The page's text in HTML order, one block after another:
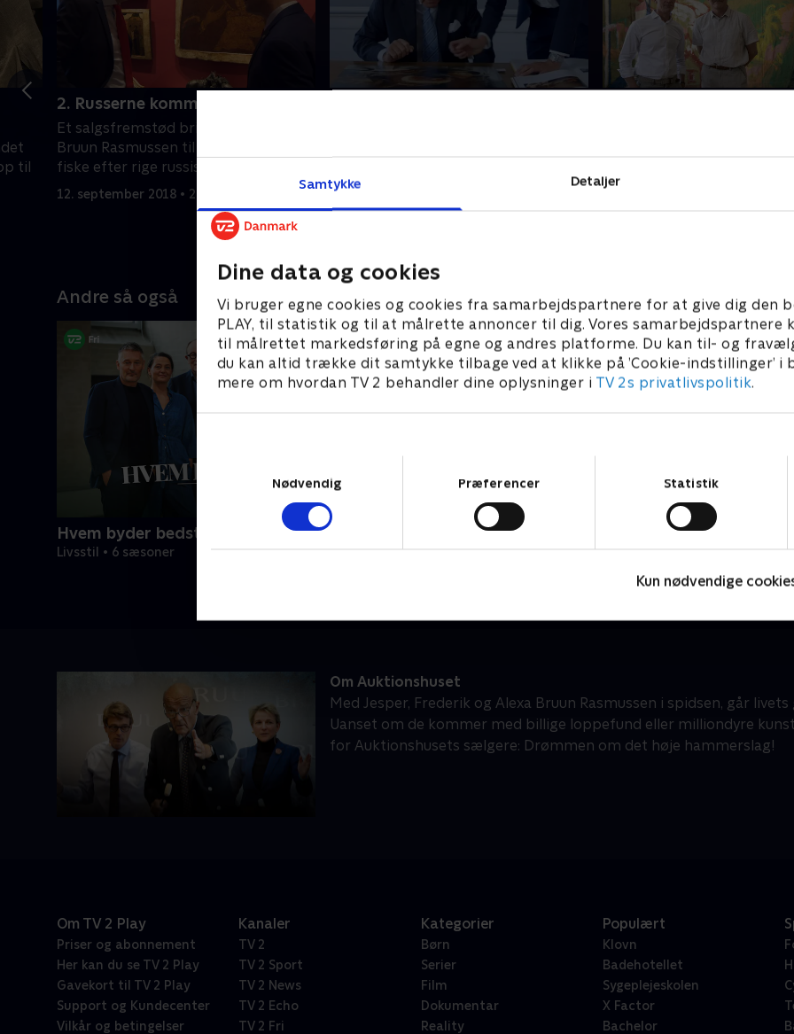
Samtykke Detaljer
Dine data og cookies
Vi bruger egne cookies og cookies fra samarbejdspartnere for at give dig den
PLAY, til statistik og til at målrette annoncer til dig. Vores samarbejdspartnere
til målrettet markedsføring på egne og andres platforme. Du kan til- og
du kan altid trække dit samtykke tilbage ved at klikke på ’Cookie-indstillinger’ i
mere om hvordan TV 2 behandler dine oplysninger i TV 2s privatlivspolitik.
Nødvendig
Præferencer Statistik
Kun nødvendige
til
2. Russerne kommer
Et salgsfremstød bringer Frederik
Bruun Rasmussen til London for at
fiske efter rige russiske kunder.
12. september 2018 • 26 min
fra 1625 skal under hammeren.
5. september 2018 • 25 min
3. oktober 2018 • 25 min
Andre så også
Hvem byder bedst?
Livsstil • 6 sæsoner
Loppe Deluxe
Om Auktionshuset
Med Jesper, Frederik og Alexa Bruun Rasmussen i spidsen, går
Uanset om de kommer med billige loppefund eller milliondyre
for Auktionshusets sælgere: Drømmen om det høje hammerslag!
Om TV 2 Play
Priser og abonnement
Her kan du se TV 2 Play
Gavekort til TV 2 Play
Support og Kundecenter
Vilkår og betingelser
Kanaler
TV 2
TV 2 Sport
TV 2 News
TV 2 Echo
TV 2 Fri
Kategorier
Børn
Serier
Film
Dokumentar
Reality
Populært
Klovn
Badehotellet
Sygeplejeskolen
X Factor
Bachelor